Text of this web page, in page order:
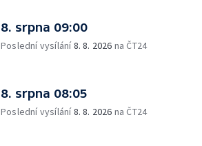
8. srpna 09:00
Poslední vysílání8. 8. 2026 na ČT24
8. srpna 08:05
Poslední vysílání8. 8. 2026 na ČT24